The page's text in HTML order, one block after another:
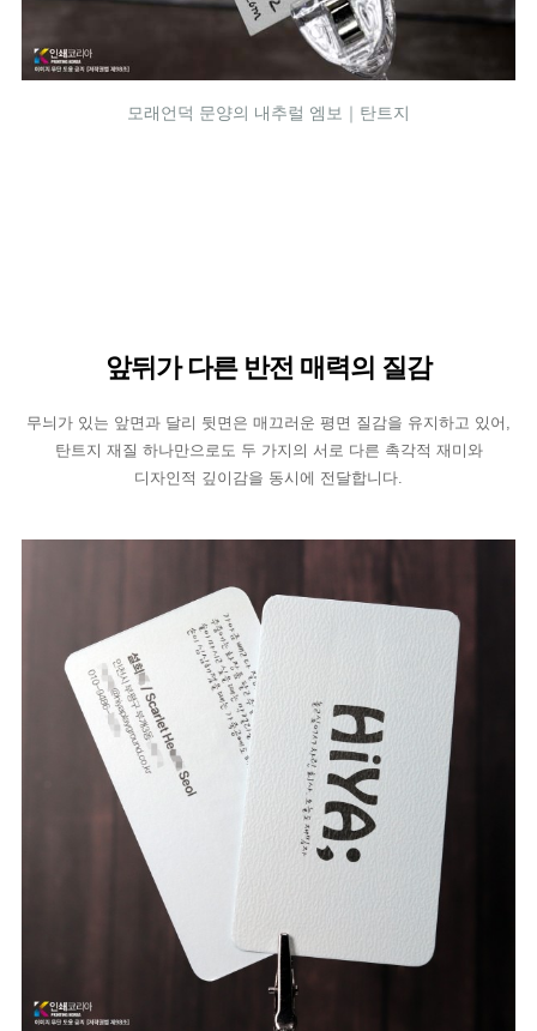
모래언덕 문양의 내추럴 엠보｜탄트지
앞뒤가 다른 반전 매력의 질감
무늬가 있는 앞면과 달리 뒷면은 매끄러운 평면 질감을 유지하고 있어,
탄트지 재질 하나만으로도 두 가지의 서로 다른 촉각적 재미와
디자인적 깊이감을 동시에 전달합니다.